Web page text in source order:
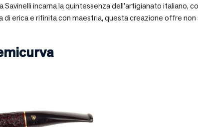
Savinelli incarna la quintessenza dell’artigianato italiano,
erica e rifinita con maestria, questa creazione offre non